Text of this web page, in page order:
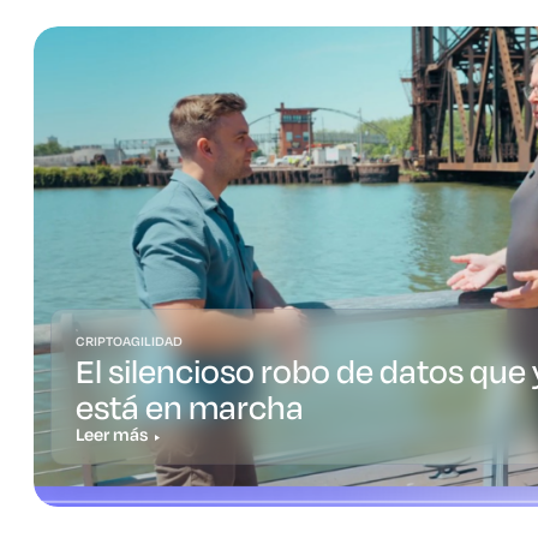
CRIPTOAGILIDAD
El silencioso robo de datos que
está en marcha
Leer más